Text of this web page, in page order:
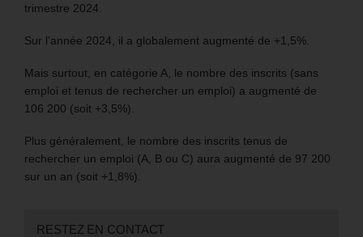
trimestre 2024.
Sur l’année 2024, il a globalement augmenté de +1,5%.
Mais surtout, en catégorie A, le nombre des inscrits (sans
emploi et tenus de rechercher un emploi) a augmenté de
106 200 (soit +3,5%).
Plus généralement, le nombre des inscrits tenus de
rechercher un emploi (A, B ou C) aura augmenté de 97 200
sur un an (soit +1,8%).
RESTEZ EN CONTACT